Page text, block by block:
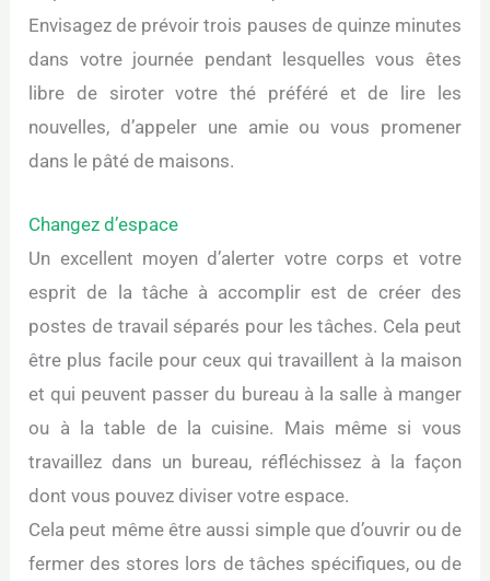
Envisagez de prévoir trois pauses de quinze minutes
dans votre journée pendant lesquelles vous êtes
libre de siroter votre thé préféré et de lire les
nouvelles, d’appeler une amie ou vous promener
dans le pâté de maisons.
Changez d’espace
Un excellent moyen d’alerter votre corps et votre
esprit de la tâche à accomplir est de créer des
postes de travail séparés pour les tâches. Cela peut
être plus facile pour ceux qui travaillent à la maison
et qui peuvent passer du bureau à la salle à manger
ou à la table de la cuisine. Mais même si vous
travaillez dans un bureau, réfléchissez à la façon
dont vous pouvez diviser votre espace.
Cela peut même être aussi simple que d’ouvrir ou de
fermer des stores lors de tâches spécifiques, ou de